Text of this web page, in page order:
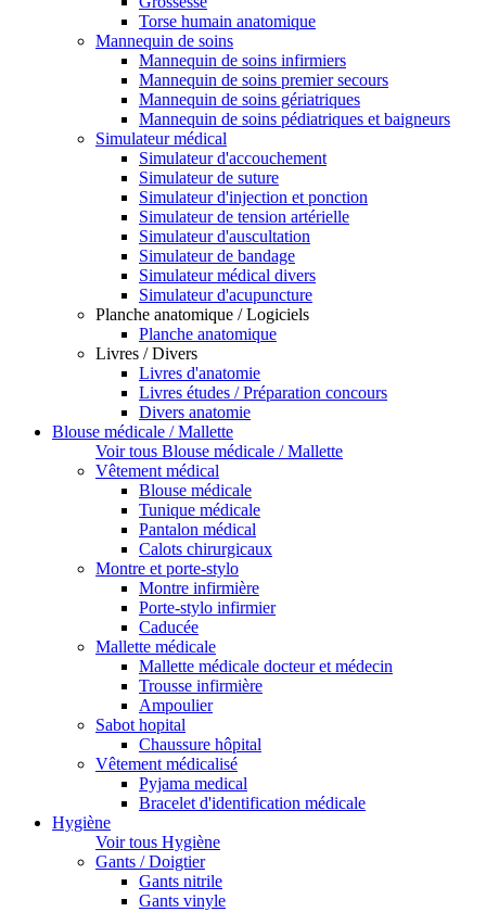
Torse humain anatomique
Mannequin de soins
Mannequin de soins infirmiers
Mannequin de soins premier secours
Mannequin de soins gériatriques
Mannequin de soins pédiatriques et baigneurs
Simulateur médical
Simulateur d'accouchement
Simulateur de suture
Simulateur d'injection et ponction
Simulateur de tension artérielle
Simulateur d'auscultation
Simulateur de bandage
Simulateur médical divers
Simulateur d'acupuncture
Planche anatomique / Logiciels
Planche anatomique
Livres / Divers
Livres d'anatomie
Livres études / Préparation concours
Divers anatomie
Blouse médicale / Mallette
Voir tous Blouse médicale / Mallette
Vêtement médical
Blouse médicale
Tunique médicale
Pantalon médical
Calots chirurgicaux
Montre et porte-stylo
Montre infirmière
Porte-stylo infirmier
Caducée
Mallette médicale
Mallette médicale docteur et médecin
Trousse infirmière
Ampoulier
Sabot hopital
Chaussure hôpital
Vêtement médicalisé
Pyjama medical
Bracelet d'identification médicale
Hygiène
Voir tous Hygiène
Gants / Doigtier
Gants nitrile
Gants vinyle